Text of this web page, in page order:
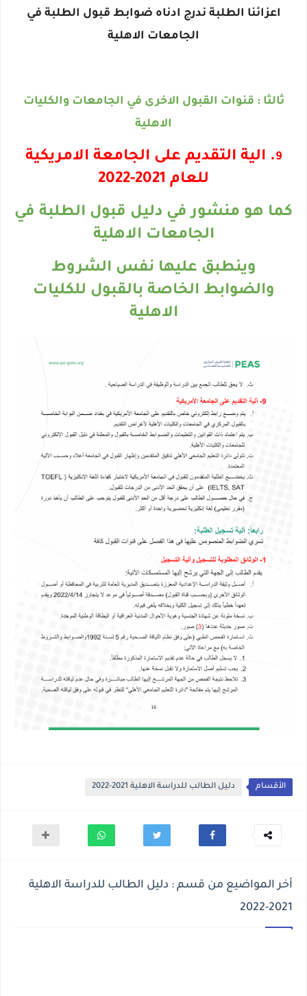
اعزائنا الطلبة ندرج ادناه ضوابط قبول الطلبة في
الجامعات الاهلية
ثالثا : قنوات القبول الاخرى في الجامعات والكليات
الاهلية
9. الية التقديم على الجامعة الامريكية
للعام 2021-2022
كما هو منشور في دليل قبول الطلبة في
الجامعات الاهلية
وينطبق عليها نفس الشروط
والضوابط الخاصة بالقبول للكليات
الاهلية
الأقسام دليل الطالب للدراسة الاهلية 2021-2022
أخر المواضيع من قسم : دليل الطالب للدراسة الاهلية
2021-2022